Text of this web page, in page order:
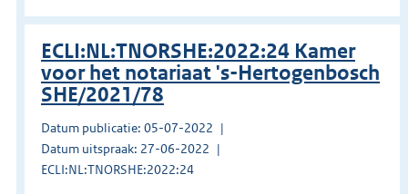
ECLI:NL:TNORSHE:2022:24 Kamer
voor het notariaat 's-Hertogenbosch
SHE/2021/78
Datum publicatie: 05-07-2022
Datum uitspraak: 27-06-2022
ECLI:NL:TNORSHE:2022:24